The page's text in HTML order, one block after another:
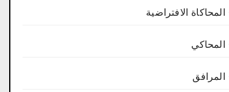
الافتراضية
المحاكي
المرافق